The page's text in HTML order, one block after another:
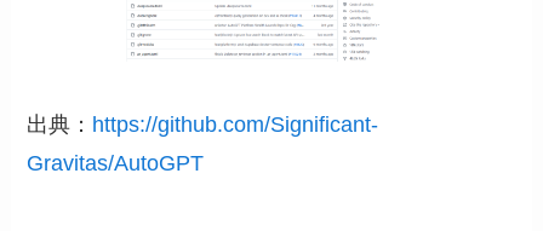
出典： https://github.com/Significant-
Gravitas/AutoGPT